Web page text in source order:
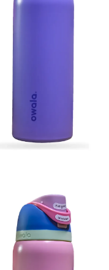
Añadir
lista de
deseos